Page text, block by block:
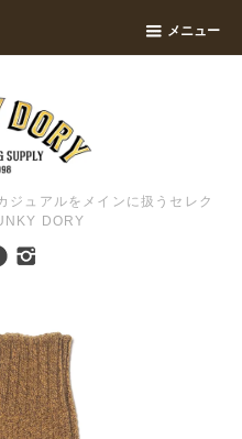
メニュー
ジュアルをメインに扱うセレク
DORY